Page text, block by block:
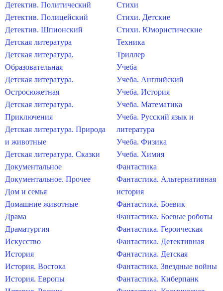
Детектив. Политический
Детектив. Полицейский
Детектив. Шпионский
Детская литература
Детская литература.
Образовательная
Детская литература.
Остросюжетная
Детская литература.
Приключения
Детская литература. Природа
и животные
Детская литература. Сказки
Документальное
Документальное. Прочее
Дом и семья
Домашние животные
Драма
Драматургия
Искусство
История
История. Востока
История. Европы
Стихи
Стихи. Детские
Стихи. Юмористические
Техника
Триллер
Учеба
Учеба. Английский
Учеба. История
Учеба. Математика
Учеба. Русский язык и
литература
Учеба. Физика
Учеба. Химия
Фантастика
Фантастика. Альтернативная
история
Фантастика. Боевик
Фантастика. Боевые роботы
Фантастика. Героическая
Фантастика. Детективная
Фантастика. Детская
Фантастика. Звездные войны
Фантастика. Киберпанк